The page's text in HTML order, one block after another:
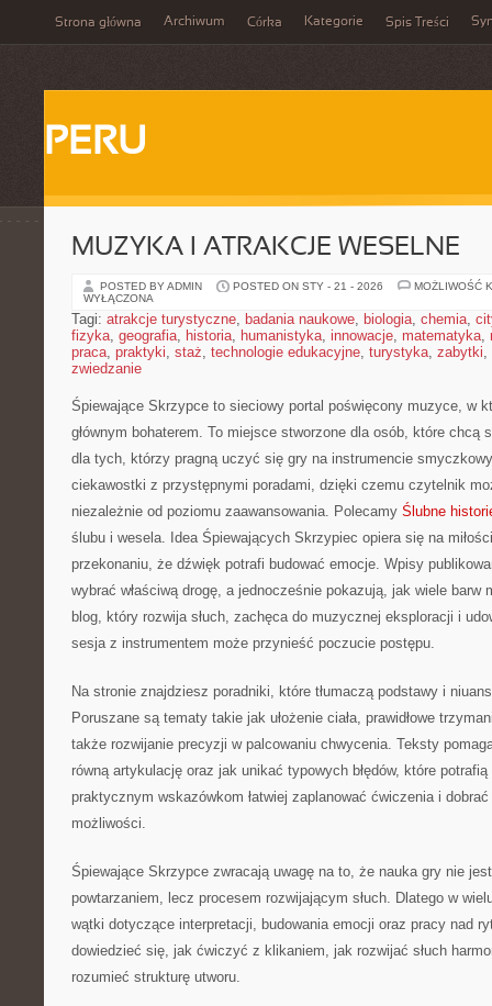
Strona główna Archiwum Córka Kategorie Spis Treści
PERU
MUZYKA I ATRAKCJE WESELNE
POSTED BY ADMIN POSTED ON STY - 21 - 2026
MOŻLIWOŚĆ
WYŁĄCZONA
Tagi: atrakcje turystyczne, badania naukowe, biologia, chemia,
fizyka, geografia, historia, humanistyka, innowacje, matematyka,
praca, praktyki, staż, technologie edukacyjne, turystyka, zabytki,
zwiedzanie
Śpiewające Skrzypce to sieciowy portal poświęcony muzyce, w
głównym bohaterem. To miejsce stworzone dla osób, które chcą
dla tych, którzy pragną uczyć się gry na instrumencie
ciekawostki z przystępnymi poradami, dzięki czemu czytelnik
niezależnie od poziomu zaawansowania. Polecamy Ślubne
ślubu i wesela. Idea Śpiewających Skrzypiec opiera się na
przekonaniu, że dźwięk potrafi budować emocje. Wpisy
wybrać właściwą drogę, a jednocześnie pokazują, jak wiele barw
blog, który rozwija słuch, zachęca do muzycznej eksploracji i
sesja z instrumentem może przynieść poczucie postępu.
Na stronie znajdziesz poradniki, które tłumaczą podstawy i
Poruszane są tematy takie jak ułożenie ciała, prawidłowe
także rozwijanie precyzji w palcowaniu chwycenia. Teksty
równą artykulację oraz jak unikać typowych błędów, które
praktycznym wskazówkom łatwiej zaplanować ćwiczenia i
możliwości.
Śpiewające Skrzypce zwracają uwagę na to, że nauka gry nie
powtarzaniem, lecz procesem rozwijającym słuch. Dlatego w
wątki dotyczące interpretacji, budowania emocji oraz pracy nad
dowiedzieć się, jak ćwiczyć z klikaniem, jak rozwijać słuch
rozumieć strukturę utworu.